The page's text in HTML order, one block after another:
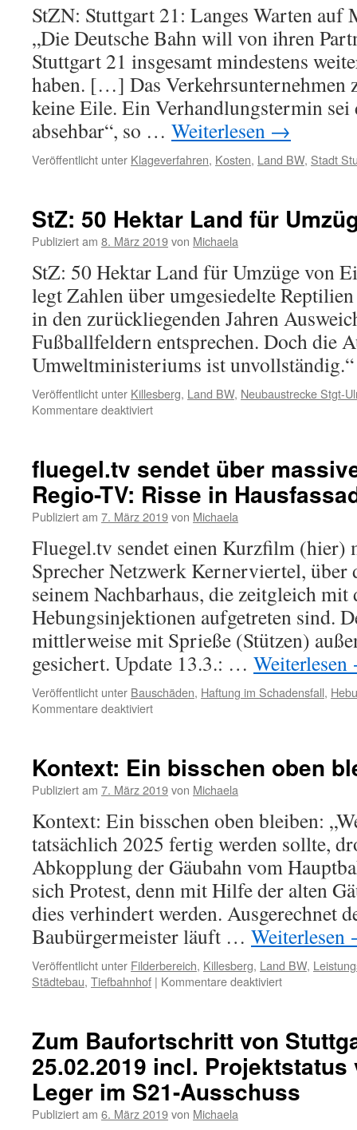
StZN: Stuttgart 21: Langes Warten auf
„Die Deutsche Bahn will von ihren
Stuttgart 21 insgesamt mindestens
haben. […] Das Verkehrsunternehmen
keine Eile. Ein Verhandlungstermin sei
absehbar“, so … Weiterlesen →
Veröffentlicht unter Klageverfahren, Kosten, Land BW, Stadt
StZ: 50 Hektar Land für
Publiziert am 8. März 2019von Michaela
StZ: 50 Hektar Land für Umzüge von
legt Zahlen über umgesiedelte
in den zurückliegenden Jahren
Fußballfeldern entsprechen. Doch die
Umweltministeriums ist unvollständig.“
Veröffentlicht unter Killesberg, Land BW, Neubaustrecke Stgt-
Kommentare deaktiviert
fluegel.tv sendet über
Regio-TV: Risse in
Publiziert am 7. März 2019von Michaela
Fluegel.tv sendet einen Kurzfilm (hier)
Sprecher Netzwerk Kernerviertel, über
seinem Nachbarhaus, die zeitgleich mit
Hebungsinjektionen aufgetreten sind.
mittlerweise mit Sprieße (Stützen)
gesichert. Update 13.3.: … Weiterlesen
Veröffentlicht unter Bauschäden, Haftung im Schadensfall,
Kommentare deaktiviert
Kontext: Ein bisschen oben
Publiziert am 7. März 2019von Michaela
Kontext: Ein bisschen oben bleiben:
tatsächlich 2025 fertig werden sollte,
Abkopplung der Gäubahn vom
sich Protest, denn mit Hilfe der alten
dies verhindert werden. Ausgerechnet
Baubürgermeister läuft … Weiterlesen
Veröffentlicht unter Filderbereich, Killesberg, Land BW,
Städtebau, Tiefbahnhof | Kommentare deaktiviert
Zum Baufortschritt von
25.02.2019 incl. Projektstatus
Leger im S21-Ausschuss
Publiziert am 6. März 2019von Michaela